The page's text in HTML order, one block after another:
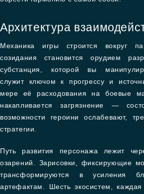
Архитектура
Механика игры строится вокруг
созидания становится орудием
субстанция, которой вы
служит ключом к прогрессу и
мере её расходования на боевые
накапливается загрязнение —
возможности героини ослабевают,
стратегии.
Путь развития персонажа лежит
озарений. Зарисовки, фиксирующие
трансформируются в усиления
артефактам. Шесть экосистем,